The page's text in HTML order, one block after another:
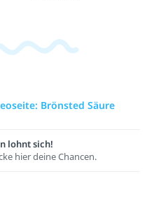
Brönsted Säure
lohnt sich!
hier deine Chancen.